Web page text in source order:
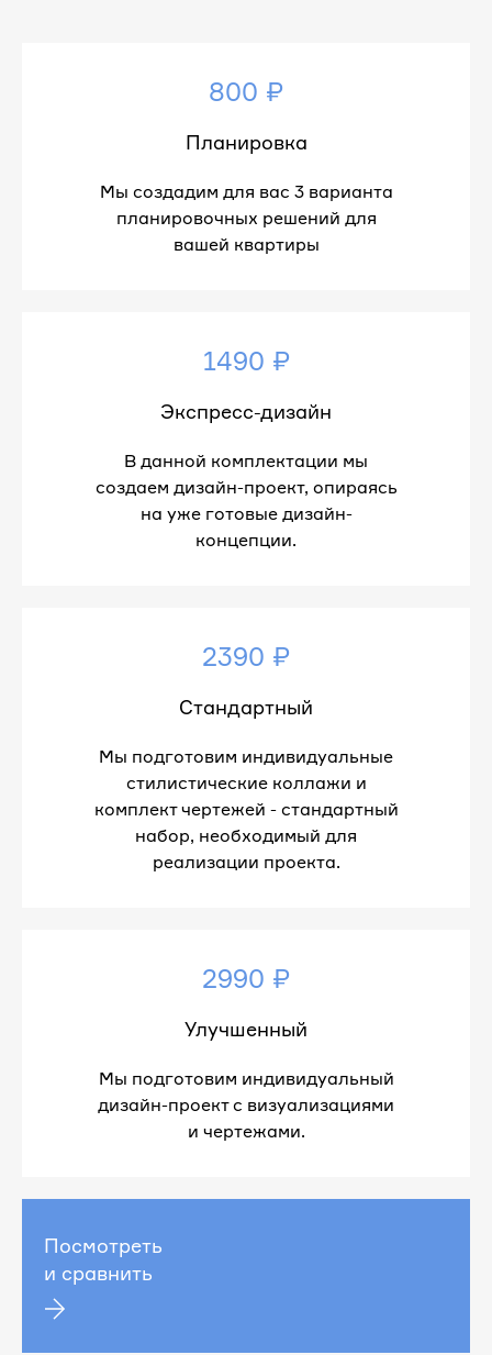
800 ₽
Планировка
Мы создадим для вас 3 варианта
планировочных решений для
вашей квартиры
1490 ₽
Экспресс-дизайн
В данной комплектации мы
создаем дизайн-проект, опираясь
на уже готовые дизайн-
концепции.
2390 ₽
Стандартный
Мы подготовим индивидуальные
стилистические коллажи и
комплект чертежей - стандартный
набор, необходимый для
реализации проекта.
2990 ₽
Улучшенный
Мы подготовим индивидуальный
дизайн-проект с визуализациями
и чертежами.
Посмотреть
и сравнить